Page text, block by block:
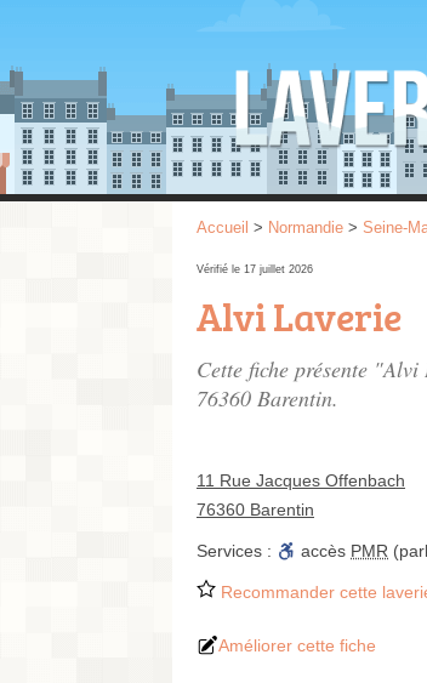
Accueil > Normandie > Seine-
Vérifié le 17 juillet 2026
Alvi Laverie
Cette fiche présente
76360 Barentin.
11 Rue Jacques Offenbach
76360 Barentin
Services : accès PMR
Recommander cette
Améliorer cette fiche